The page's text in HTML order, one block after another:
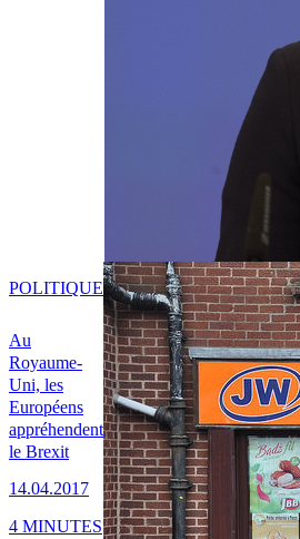
Au
Royaume-
Uni, les
Européens
appréhendent
le Brexit
14.04.2017
POLITIQUE
4 MINUTES